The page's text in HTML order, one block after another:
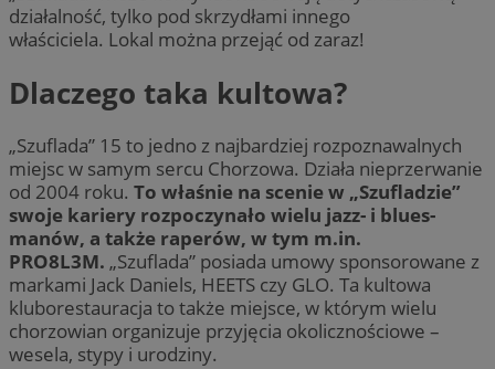
działalność, tylko pod skrzydłami innego
właściciela. Lokal można przejąć od zaraz!
Dlaczego taka kultowa?
„Szuflada” 15 to jedno z najbardziej rozpoznawalnych
miejsc w samym sercu Chorzowa. Działa nieprzerwanie
od 2004 roku. To właśnie na scenie w „Szufladzie”
swoje kariery rozpoczynało wielu jazz- i blues-
manów, a także raperów, w tym m.in.
PRO8L3M. „Szuflada” posiada umowy sponsorowane z
markami Jack Daniels, HEETS czy GLO. Ta kultowa
kluborestauracja to także miejsce, w którym wielu
chorzowian organizuje przyjęcia okolicznościowe –
wesela, stypy i urodziny.